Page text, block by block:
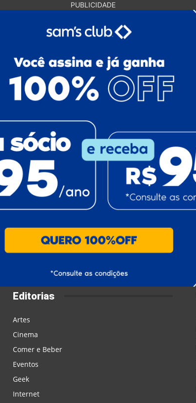
PUBLICIDADE
Editorias
Artes
Cinema
Comer e Beber
Eventos
Geek
Internet